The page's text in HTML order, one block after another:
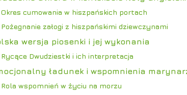
Okres cumowania w hiszpańskich portach
Pożegnanie załogi z hiszpańskimi dziewczynami
wersja piosenki i jej wykonania
Rycące Dwudziestki i ich interpretacja
ładunek i wspomnienia
Rola wspomnień w życiu na morzu